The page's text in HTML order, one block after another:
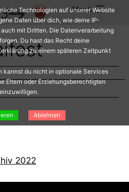
Menü
2022
Technologien auf unserer Website
Daten über dich, wie deine IP-
mit Dritten. Die Datenverarbeitung
Du hast das Recht deine
zu einem späteren Zeitpunkt
kannst du nicht in optionale Services
Eltern oder Erziehungsberechtigten
Ablehnen